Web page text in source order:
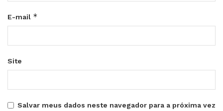
E-mail *
Site
Salvar meus dados neste navegador para a próxima vez